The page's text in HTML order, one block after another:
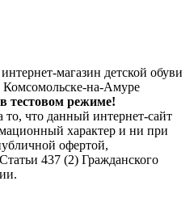
магазин детской обуви
Комсомольске-на-Амуре
тестовом режиме!
что данный интернет-сайт
характер и ни при
офертой,
437 (2) Гражданского